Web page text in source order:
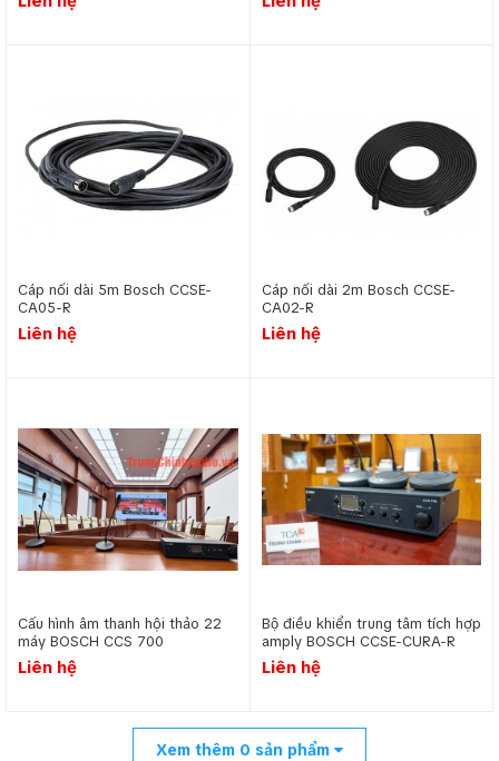
Cáp nối dài 5m Bosch CCSE-
CA05-R
Liên hệ
Cáp nối dài 2m Bosch CCSE-
CA02-R
Liên hệ
Cấu hình âm thanh hội thảo 22
máy BOSCH CCS 700
Liên hệ
Bộ điều khiển trung tâm tích hợp
amply BOSCH CCSE-CURA-R
Liên hệ
Xem thêm 0 sản phẩm